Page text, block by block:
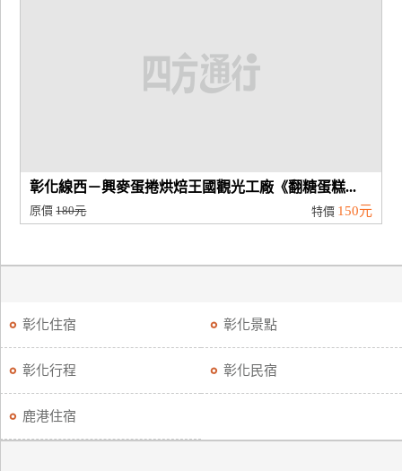
計
劃
傳
彰化線西－興麥蛋捲烘焙王國觀光工廠《翻糖蛋糕...
原價180元 特價 150元
彰化住宿 彰化景點
彰化行程 彰化民宿
鹿港住宿